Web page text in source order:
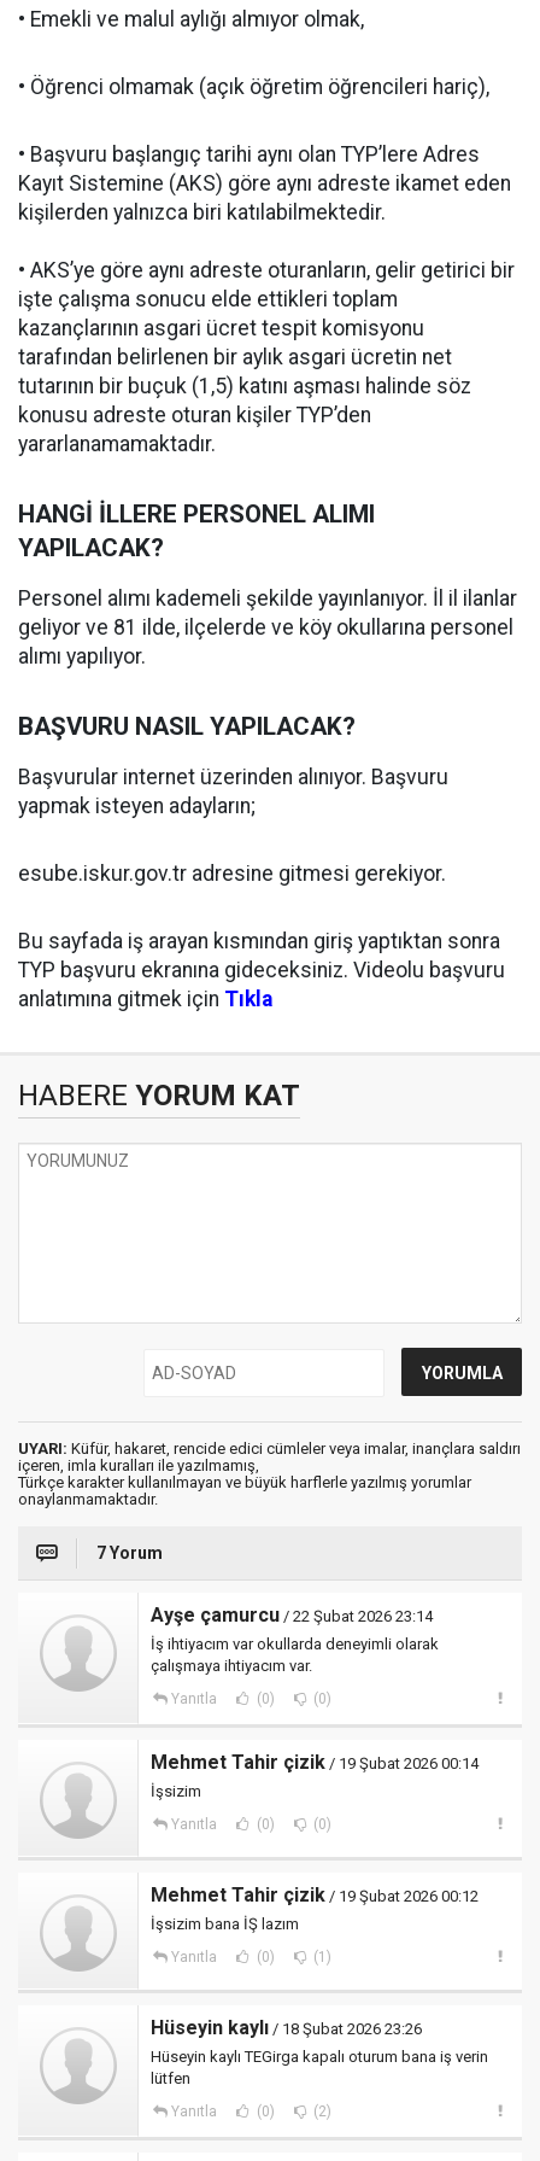
• Emekli ve malul aylığı almıyor olmak,
• Öğrenci olmamak (açık öğretim öğrencileri hariç),
• Başvuru başlangıç tarihi aynı olan TYP’lere Adres
Kayıt Sistemine (AKS) göre aynı adreste ikamet eden
kişilerden yalnızca biri katılabilmektedir.
• AKS’ye göre aynı adreste oturanların, gelir getirici bir
işte çalışma sonucu elde ettikleri toplam
kazançlarının asgari ücret tespit komisyonu
tarafından belirlenen bir aylık asgari ücretin net
tutarının bir buçuk (1,5) katını aşması halinde söz
konusu adreste oturan kişiler TYP’den
yararlanamamaktadır.
HANGİ İLLERE PERSONEL ALIMI
YAPILACAK?
Personel alımı kademeli şekilde yayınlanıyor. İl il ilanlar
geliyor ve 81 ilde, ilçelerde ve köy okullarına personel
alımı yapılıyor.
BAŞVURU NASIL YAPILACAK?
Başvurular internet üzerinden alınıyor. Başvuru
yapmak isteyen adayların;
esube.iskur.gov.tr adresine gitmesi gerekiyor.
Bu sayfada iş arayan kısmından giriş yaptıktan sonra
TYP başvuru ekranına gideceksiniz. Videolu başvuru
anlatımına gitmek için Tıkla
HABERE YORUM KAT
UYARI: Küfür, hakaret, rencide edici cümleler veya imalar, inançlara saldırı
içeren, imla kuralları ile yazılmamış,
Türkçe karakter kullanılmayan ve büyük harflerle yazılmış yorumlar
onaylanmamaktadır.
7 Yorum
Ayşe çamurcu / 22 Şubat 2026 23:14
İş ihtiyacım var okullarda deneyimli olarak
çalışmaya ihtiyacım var.
Yanıtla (0) (0)
Mehmet Tahir çizik / 19 Şubat 2026 00:14
İşsizim
Yanıtla (0) (0)
Mehmet Tahir çizik / 19 Şubat 2026 00:12
İşsizim bana İŞ lazım
Yanıtla (0) (1)
Hüseyin kaylı / 18 Şubat 2026 23:26
Hüseyin kaylı TEGirga kapalı oturum bana iş verin
lütfen
Yanıtla (0) (2)